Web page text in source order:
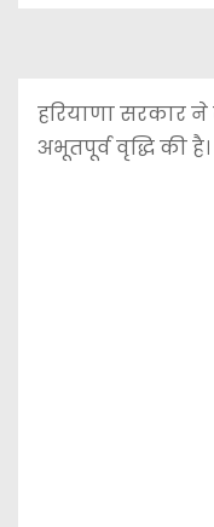
हरियाणा सरकार ने
अभूतपूर्व वृद्धि की